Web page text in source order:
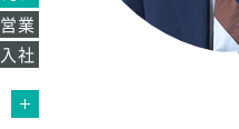
営業
社